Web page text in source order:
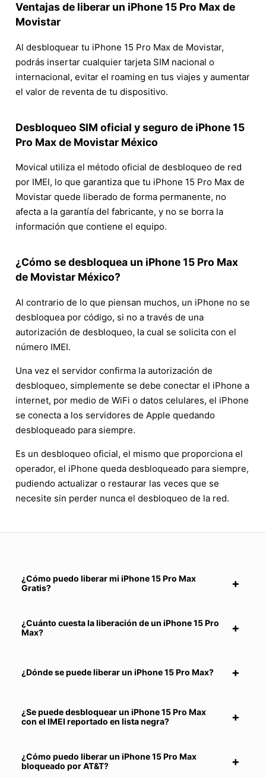
Ventajas de liberar un iPhone 15 Pro Max de
Movistar
Al desbloquear tu iPhone 15 Pro Max de Movistar,
podrás insertar cualquier tarjeta SIM nacional o
internacional, evitar el roaming en tus viajes y aumentar
el valor de reventa de tu dispositivo.
Desbloqueo SIM oficial y seguro de iPhone 15
Pro Max de Movistar México
Movical utiliza el método oficial de desbloqueo de red
por IMEI, lo que garantiza que tu iPhone 15 Pro Max de
Movistar quede liberado de forma permanente, no
afecta a la garantía del fabricante, y no se borra la
información que contiene el equipo.
¿Cómo se desbloquea un iPhone 15 Pro Max
de Movistar México?
Al contrario de lo que piensan muchos, un iPhone no se
desbloquea por código, si no a través de una
autorización de desbloqueo, la cual se solicita con el
número IMEI.
Una vez el servidor confirma la autorización de
desbloqueo, simplemente se debe conectar el iPhone a
internet, por medio de WiFi o datos celulares, el iPhone
se conecta a los servidores de Apple quedando
desbloqueado para siempre.
Es un desbloqueo oficial, el mismo que proporciona el
operador, el iPhone queda desbloqueado para siempre,
pudiendo actualizar o restaurar las veces que se
necesite sin perder nunca el desbloqueo de la red.
¿Cómo puedo liberar mi iPhone 15 Pro Max
Gratis?
¿Cuánto cuesta la liberación de un iPhone 15 Pro
Max?
¿Dónde se puede liberar un iPhone 15 Pro Max?
¿Se puede desbloquear un iPhone 15 Pro Max
con el IMEI reportado en lista negra?
¿Cómo puedo liberar un iPhone 15 Pro Max
bloqueado por AT&T?